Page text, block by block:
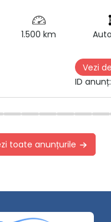
1.500 km
Vezi
ID anunț:
toate anunțurile